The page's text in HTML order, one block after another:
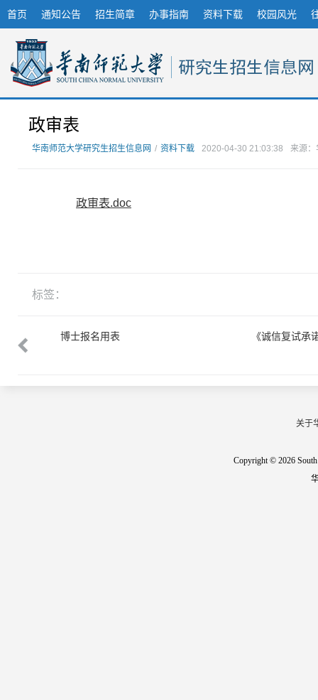
首页 通知公告 招生简章 办事指南 资料下载 校园风光
政审表
华南师范大学研究生招生信息网 / 资料下载 2020-04-30 21:03:38 来源：
政审表.doc
标签：
博士报名用表 《诚信复试承
关于
Copyright © 2026